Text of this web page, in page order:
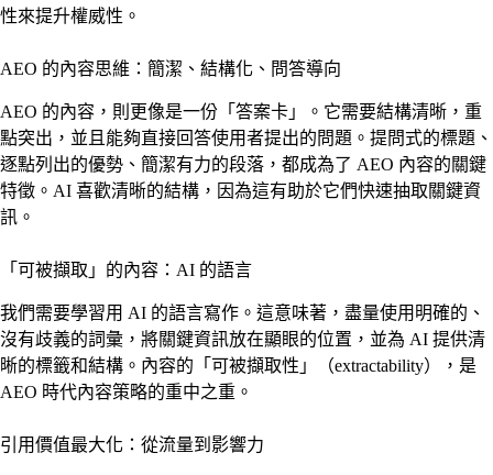
性來提升權威性。
AEO 的內容思維：簡潔、結構化、問答導向
AEO 的內容，則更像是一份「答案卡」。它需要結構清晰，重
點突出，並且能夠直接回答使用者提出的問題。提問式的標題、
逐點列出的優勢、簡潔有力的段落，都成為了 AEO 內容的關鍵
特徵。AI 喜歡清晰的結構，因為這有助於它們快速抽取關鍵資
訊。
「可被擷取」的內容：AI 的語言
我們需要學習用 AI 的語言寫作。這意味著，盡量使用明確的、
沒有歧義的詞彙，將關鍵資訊放在顯眼的位置，並為 AI 提供清
晰的標籤和結構。內容的「可被擷取性」（extractability），是
AEO 時代內容策略的重中之重。
引用價值最大化：從流量到影響力